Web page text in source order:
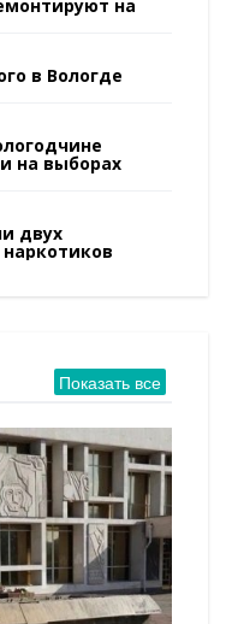
на
в Вологде
на выборах
двух
Показать все